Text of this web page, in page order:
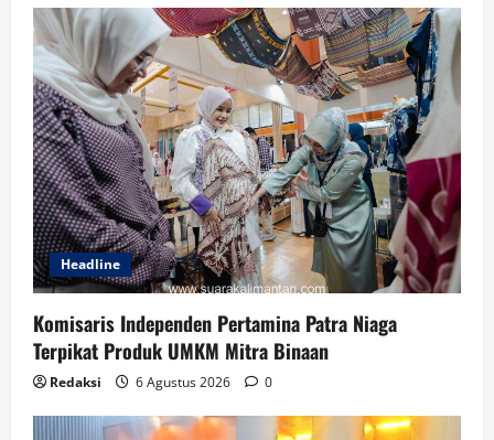
Headline
Komisaris Independen Pertamina Patra Niaga
Terpikat Produk UMKM Mitra Binaan
Redaksi 6 Agustus 2026 0